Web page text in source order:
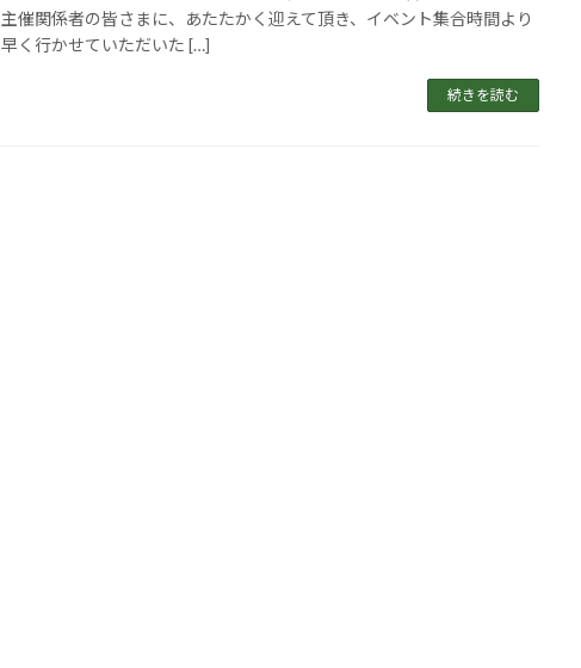
主催関係者の皆さまに、あたたかく迎えて頂き、イベント集合時間より
早く行かせていただいた […]
続きを読む